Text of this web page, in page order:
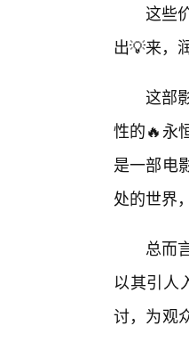
这些
出💡来，
这部
性的🔥永
是一部电
处的世界
总而
以其引人
讨，为观